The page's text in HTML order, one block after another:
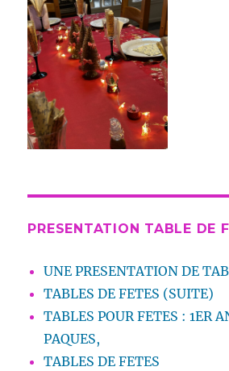
PRESENTATION TABLE DE
UNE PRESENTATION DE
TABLES DE FETES (SUITE)
TABLES POUR FETES : 1ER
PAQUES,
TABLES DE FETES